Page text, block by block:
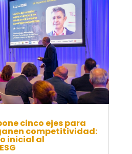
cinco ejes para
competitividad:
inicial al